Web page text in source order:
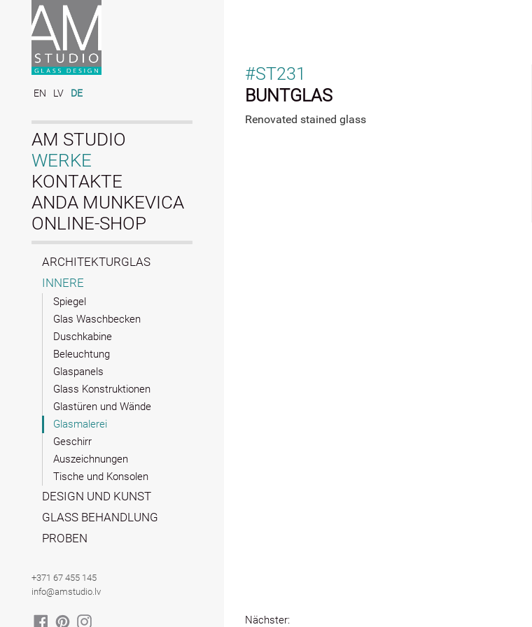
EN LV DE
AM STUDIO
WERKE
KONTAKTE
ANDA MUNKEVICA
ONLINE-SHOP
ARCHITEKTURGLAS
INNERE
Spiegel
Glas Waschbecken
Duschkabine
Beleuchtung
Glaspanels
Glass Konstruktionen
Glastüren und Wände
Glasmalerei
Geschirr
Auszeichnungen
Tische und Konsolen
DESIGN UND KUNST
GLASS BEHANDLUNG
PROBEN
+371 67 455 145
info@amstudio.lv
FACEBOOK
PINTEREST
INSTAGRAM
#ST231
BUNTGLAS
Renovated stained glass
Nächster: